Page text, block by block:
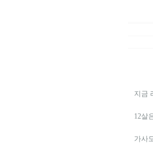
지금
12살
가사